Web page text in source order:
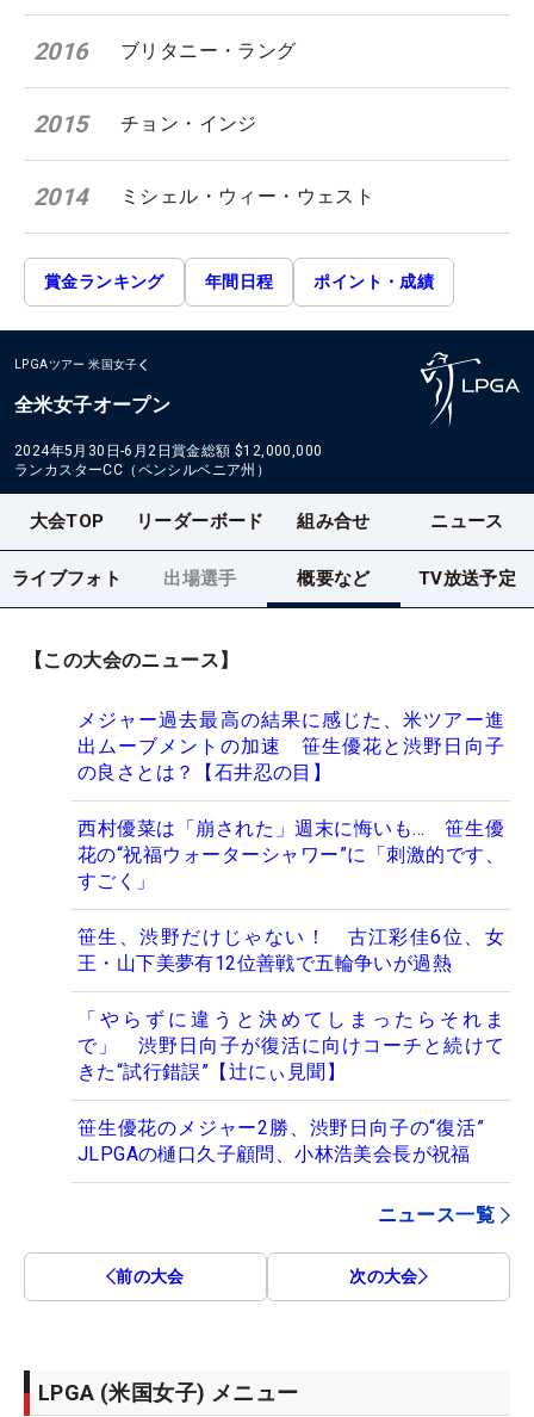
2016 ブリタニー・ラング
2015 チョン・インジ
2014 ミシェル・ウィー・ウェスト
賞金ランキング 年間日程 ポイント・成績
LPGAツアー 米国女子
全米女子オープン
2024年5月30日-6月2日賞金総額 $12,000,000
ランカスターCC（ペンシルベニア州）
大会TOP リーダーボード 組み合せ ニュース
ライブフォト 出場選手 概要など TV放送予定
【この大会のニュース】
メジャー過去最高の結果に感じた、米ツアー進
出ムーブメントの加速 笹生優花と渋野日向子
の良さとは？【石井忍の目】
西村優菜は「崩された」週末に悔いも… 笹生優
花の“祝福ウォーターシャワー”に「刺激的です、
すごく」
笹生、渋野だけじゃない！ 古江彩佳6位、女
王・山下美夢有12位善戦で五輪争いが過熱
「やらずに違うと決めてしまったらそれま
で」 渋野日向子が復活に向けコーチと続けて
きた“試行錯誤”【辻にぃ見聞】
笹生優花のメジャー2勝、渋野日向子の“復活”
JLPGAの樋口久子顧問、小林浩美会長が祝福
ニュース一覧
前の大会 次の大会
LPGA (米国女子) メニュー